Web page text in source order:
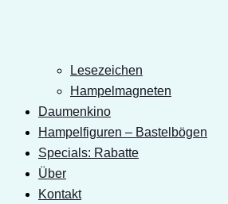
Lesezeichen
Hampelmagneten
Daumenkino
Hampelfiguren – Bastelbögen
Specials: Rabatte
Über
Kontakt